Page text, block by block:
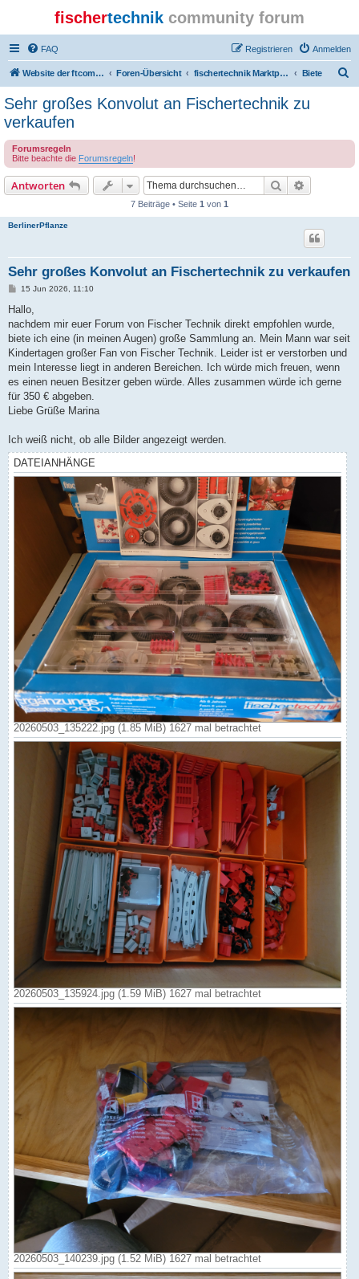
fischertechnik community forum
FAQ Anmelden
Registrieren
Website der ftcommunity Foren-Übersicht fischertechnik Marktplatz/Marketplace Biete
Sehr großes Konvolut an Fischertechnik zu
verkaufen
Forumsregeln
Bitte beachte die Forumsregeln!
Antworten Suche
7 Beiträge • Seite 1 von 1
BerlinerPflanze
Sehr großes Konvolut an Fischertechnik zu verkaufen
B
i
r
a
15 Jun 2026, 11:10
Hallo,
nachdem mir euer Forum von Fischer Technik direkt empfohlen wurde,
biete ich eine (in meinen Augen) große Sammlung an. Mein Mann war seit
Kindertagen großer Fan von Fischer Technik. Leider ist er verstorben und
mein Interesse liegt in anderen Bereichen. Ich würde mich freuen, wenn
es einen neuen Besitzer geben würde. Alles zusammen würde ich gerne
für 350 € abgeben.
Liebe Grüße Marina
Ich weiß nicht, ob alle Bilder angezeigt werden.
DATEIANHÄNGE
20260503_135222.jpg (1.85 MiB) 1627 mal betrachtet
20260503_135924.jpg (1.59 MiB) 1627 mal betrachtet
20260503_140239.jpg (1.52 MiB) 1627 mal betrachtet